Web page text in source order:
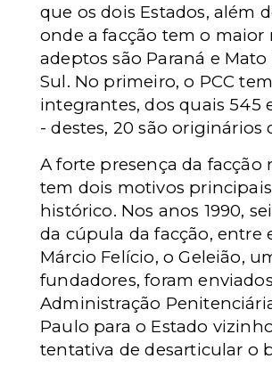
que os dois Estados, além
onde a facção tem o maior
adeptos são Paraná e Mato
Sul. No primeiro, o PCC
integrantes, dos quais 545
- destes, 20 são originários
A forte presença da facção
tem dois motivos
histórico. Nos anos 1990,
da cúpula da facção, entre
Márcio Felício, o Geleião,
fundadores, foram
Administração
Paulo para o Estado
tentativa de desarticular o